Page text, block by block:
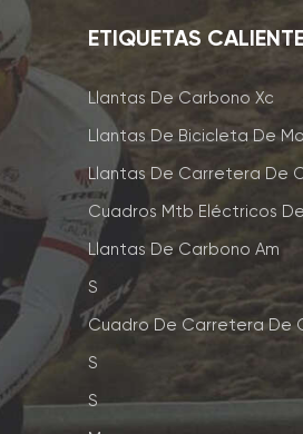
ETIQUETAS
Llantas De Carbono Xc
Llantas De Carbono Am
S
S
S